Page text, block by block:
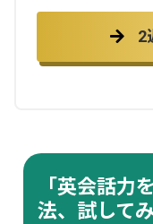
2
「英会話力
法、試して